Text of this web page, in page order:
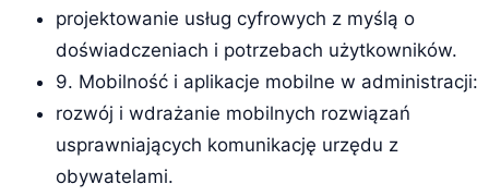
projektowanie usług cyfrowych z myślą o
doświadczeniach i potrzebach użytkowników.
9. Mobilność i aplikacje mobilne w administracji:
rozwój i wdrażanie mobilnych rozwiązań
usprawniających komunikację urzędu z
obywatelami.